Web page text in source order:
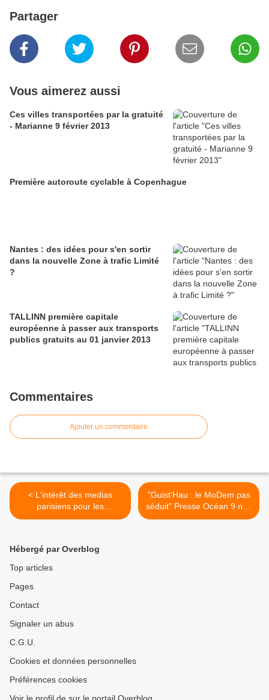
Partager
Vous aimerez aussi
Ces villes transportées par la gratuité
- Marianne 9 février 2013
Première autoroute cyclable à Copenhague
Nantes : des idées pour s'en sortir
dans la nouvelle Zone à trafic Limité
?
TALLINN première capitale
européenne à passer aux transports
publics gratuits au 01 janvier 2013
Commentaires
Ajouter un commentaire
< L'intérêt des medias
parisiens pour les
opposants de NDDL énerve
"Guist'Hau : le MoDem pas
séduit" Presse Océan 9 nov
2011 >
Hébergé par Overblog
Top articles
Pages
Contact
Signaler un abus
C.G.U.
Cookies et données personnelles
Préférences cookies